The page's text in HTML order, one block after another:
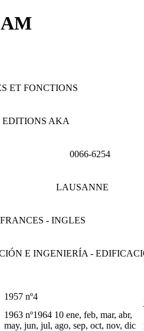
ET FONCTIONS
AKA
0066-6254
LAUSANNE
- INGLES
E INGENIERÍA -
1957 nº4
1963 nº1964 10 ene, feb, mar, abr,
may, jun, jul, ago, sep, oct, nov, dic